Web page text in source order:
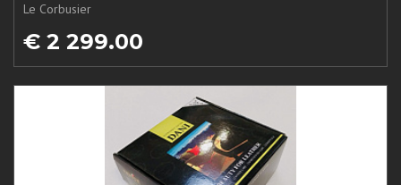
Le Corbusier
€ 2 299.00